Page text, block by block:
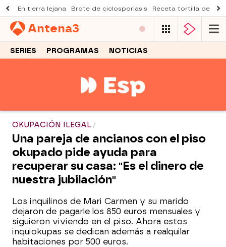
En tierra lejana Brote de ciclosporiasis Receta tortilla de
Antena3
SERIES PROGRAMAS NOTICIAS
OKUPACIÓN ILEGAL
Una pareja de ancianos con el piso
okupado pide ayuda para
recuperar su casa: "Es el dinero de
nuestra jubilación"
Los inquilinos de Mari Carmen y su marido
dejaron de pagarle los 850 euros mensuales y
siguieron viviendo en el piso. Ahora estos
inquiokupas se dedican además a realquilar
habitaciones por 500 euros.